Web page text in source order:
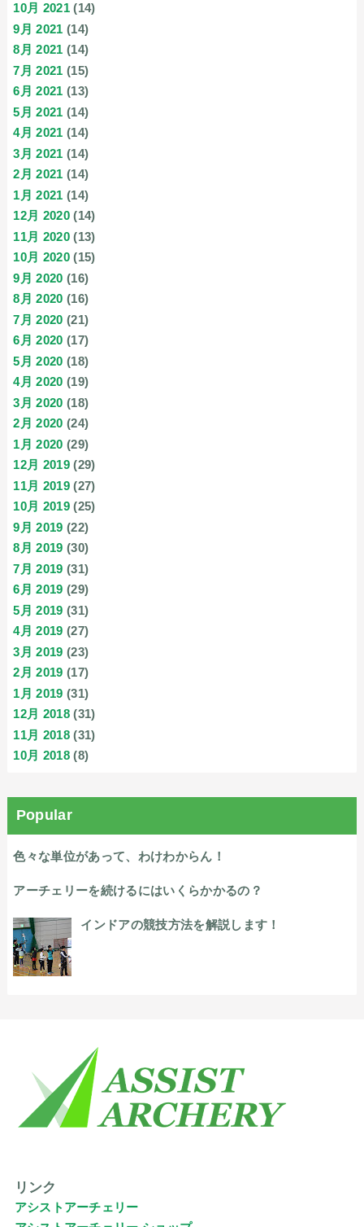
10月 2021 (14)
9月 2021 (14)
8月 2021 (14)
7月 2021 (15)
6月 2021 (13)
5月 2021 (14)
4月 2021 (14)
3月 2021 (14)
2月 2021 (14)
1月 2021 (14)
12月 2020 (14)
11月 2020 (13)
10月 2020 (15)
9月 2020 (16)
8月 2020 (16)
7月 2020 (21)
6月 2020 (17)
5月 2020 (18)
4月 2020 (19)
3月 2020 (18)
2月 2020 (24)
1月 2020 (29)
12月 2019 (29)
11月 2019 (27)
10月 2019 (25)
9月 2019 (22)
8月 2019 (30)
7月 2019 (31)
6月 2019 (29)
5月 2019 (31)
4月 2019 (27)
3月 2019 (23)
2月 2019 (17)
1月 2019 (31)
12月 2018 (31)
11月 2018 (31)
10月 2018 (8)
Popular
色々な単位があって、わけわからん！
アーチェリーを続けるにはいくらかかるの？
インドアの競技方法を解説します！
リンク
アシストアーチェリー